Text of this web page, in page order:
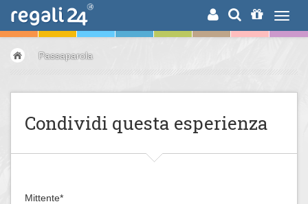
RICERCA
Passaparola
Condividi questa esperienza
Mittente*